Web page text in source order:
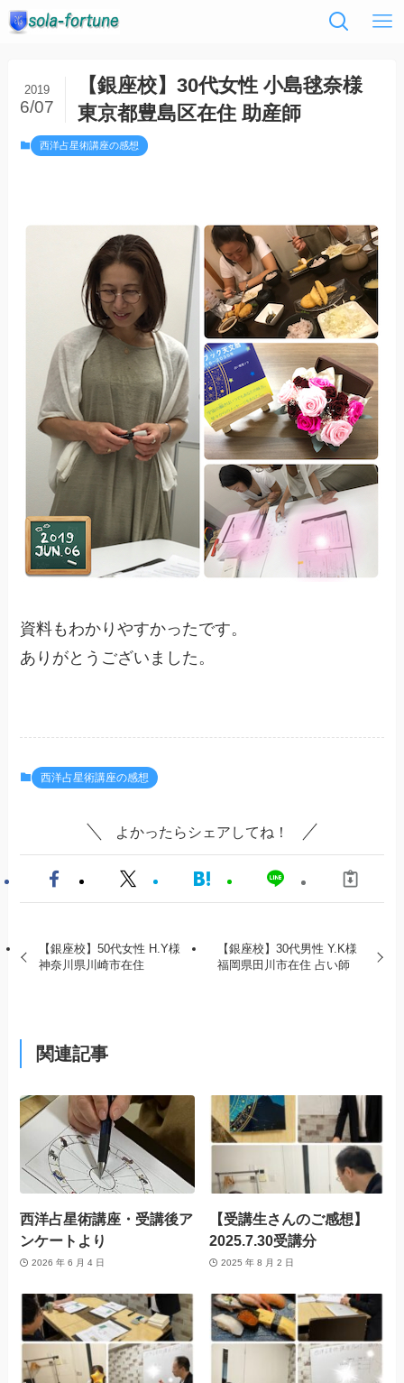
【銀座校】30代女性 小島毬奈様
東京都豊島区在住 助産師
2019
6/07
西洋占星術講座の感想
資料もわかりやすかったです。
ありがとうございました。
西洋占星術講座の感想
よかったらシェアしてね！
【銀座校】50代女性 H.Y様
神奈川県川崎市在住
【銀座校】30代男性 Y.K様
福岡県田川市在住 占い師
関連記事
西洋占星術講座・受講後ア
ンケートより
2026 年 6 月 4 日
【受講生さんのご感想】
2025.7.30受講分
2025 年 8 月 2 日